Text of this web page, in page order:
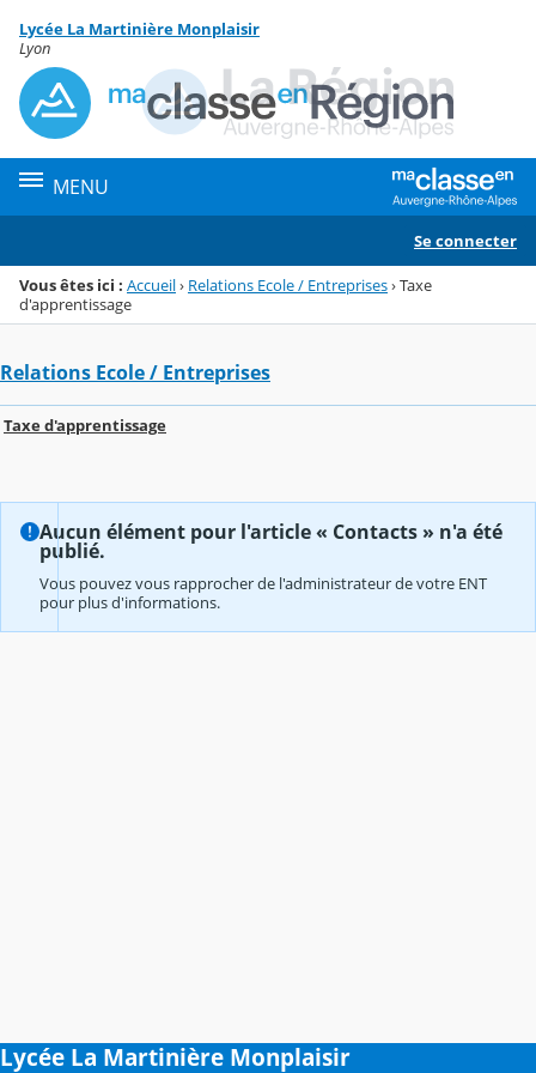
Menu de la rubrique
Contenu
Lycée La Martinière Monplaisir
Lyon
MENU
Se connecter
Vous êtes ici : Accueil› Relations Ecole / Entreprises›Taxe
d'apprentissage
Relations Ecole / Entreprises
Taxe d'apprentissage
Aucun élément pour l'article « Contacts » n'a été
publié.
Vous pouvez vous rapprocher de l'administrateur de votre ENT
pour plus d'informations.
Lycée La Martinière Monplaisir